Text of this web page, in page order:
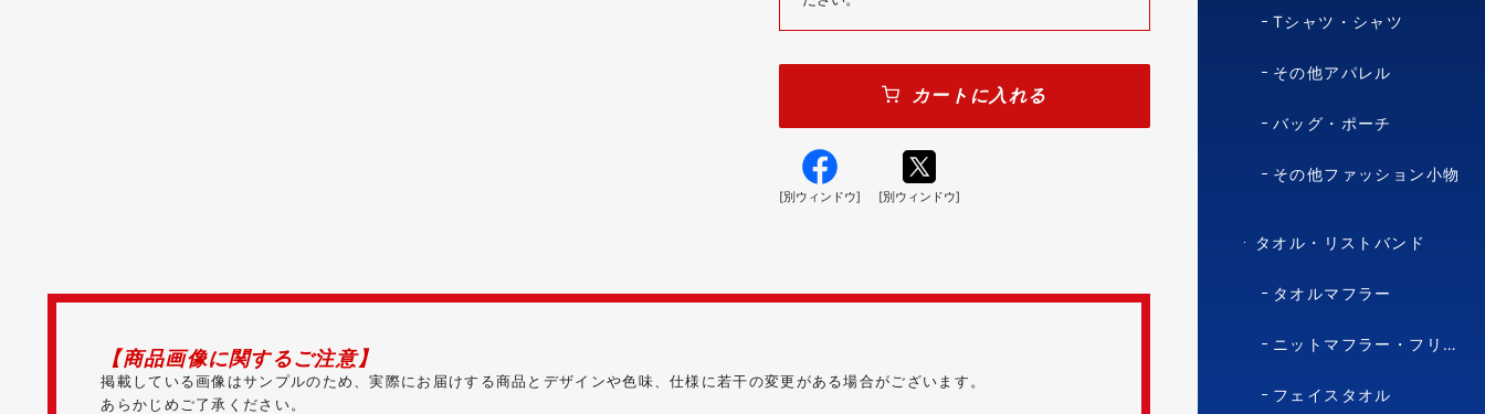
カートに入れる
[別ウィンドウ] [別ウィンドウ]
【商品画像に関するご注意】
掲載している画像はサンプルのため、実際にお届けする商品とデザインや色味、仕様に若干の変更がある場合がございます。
あらかじめご了承ください。
Tシャツ・シャツ
その他アパレル
バッグ・ポーチ
その他ファッション小物
タオル・リストバンド
タオルマフラー
ニットマフラー・フリースマフラー
フェイスタオル